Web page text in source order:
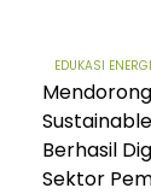
EDUKASI ENERGI
Berhasil
Sektor